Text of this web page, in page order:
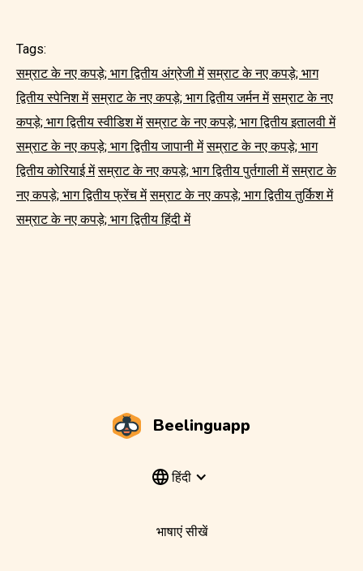
Tags:
सम्राट के नए कपड़े; भाग द्वितीय अंग्रेजी में सम्राट के नए कपड़े; भाग
द्वितीय स्पेनिश में सम्राट के नए कपड़े; भाग द्वितीय जर्मन में सम्राट के नए
कपड़े; भाग द्वितीय स्वीडिश में सम्राट के नए कपड़े; भाग द्वितीय इतालवी में
सम्राट के नए कपड़े; भाग द्वितीय जापानी में सम्राट के नए कपड़े; भाग
द्वितीय कोरियाई में सम्राट के नए कपड़े; भाग द्वितीय पुर्तगाली में सम्राट के
नए कपड़े; भाग द्वितीय फ्रेंच में सम्राट के नए कपड़े; भाग द्वितीय तुर्किश में
सम्राट के नए कपड़े; भाग द्वितीय हिंदी में
Beelinguapp
हिंदी
भाषाएं सीखें